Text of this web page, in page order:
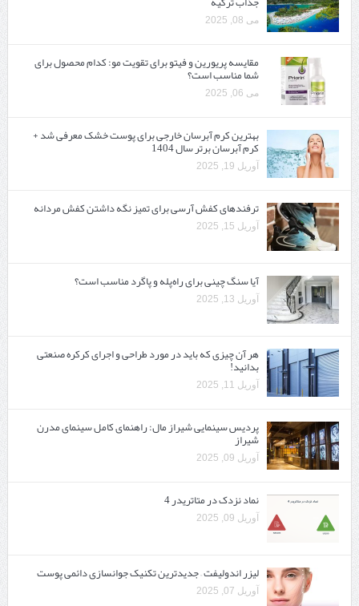
می 08, 2025
مقایسه پریورین و فیتو برای تقویت مو: کدام محصول برای
شما مناسب است؟
می 06, 2025
بهترین کرم آبرسان خارجی برای پوست خشک معرفی شد +
کرم آبرسان برتر سال 1404
آوریل 19, 2025
ترفندهای کفش آرسی برای تمیز نگه داشتن کفش مردانه
آوریل 15, 2025
آیا سنگ چینی برای راه‌پله و پاگرد مناسب است؟
آوریل 13, 2025
هر آن چیزی که باید در مورد طراحی و اجرای کرکره صنعتی
بدانید!
آوریل 11, 2025
پردیس سینمایی شیراز مال: راهنمای کامل سینمای مدرن
شیراز
آوریل 09, 2025
نماد نزدک در متاتریدر 4
آوریل 09, 2025
لیزر اندولیفت – جدیدترین تکنیک جوانسازی دائمی پوست
آوریل 07, 2025